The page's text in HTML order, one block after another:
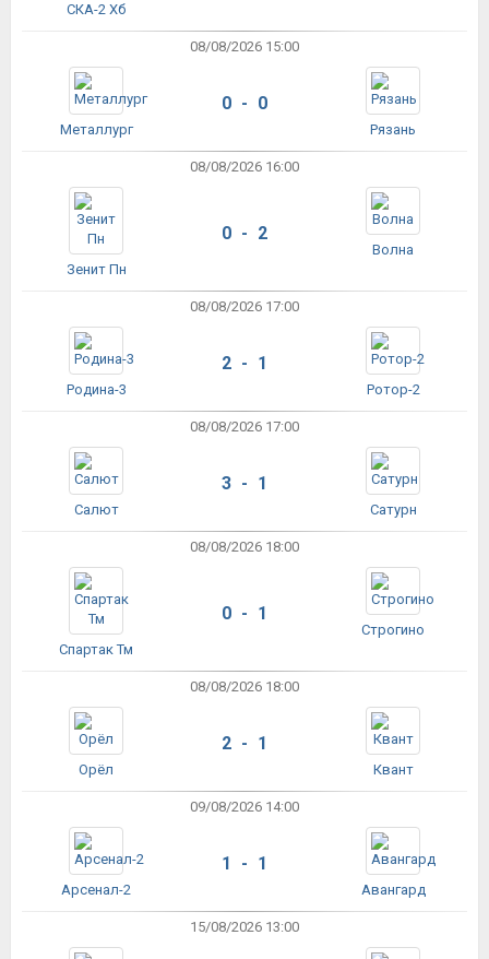
СКА-2 Хб
08/08/2026 15:00
Металлург
0 - 0
Рязань
08/08/2026 16:00
Зенит Пн
0 - 2
Волна
08/08/2026 17:00
Родина-3
2 - 1
Ротор-2
08/08/2026 17:00
Салют
3 - 1
Сатурн
08/08/2026 18:00
Спартак Тм
0 - 1
Строгино
08/08/2026 18:00
Орёл
2 - 1
Квант
09/08/2026 14:00
Арсенал-2
1 - 1
Авангард
15/08/2026 13:00